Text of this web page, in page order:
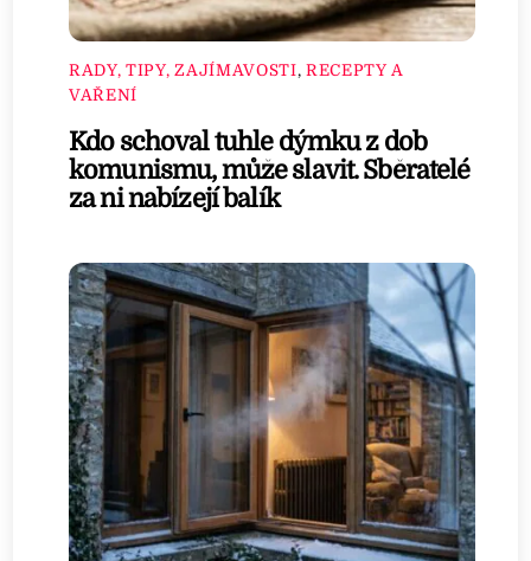
RADY, TIPY, ZAJÍMAVOSTI, RECEPTY A
VAŘENÍ
Kdo schoval tuhle dýmku z dob
komunismu, může slavit. Sběratelé
za ni nabízejí balík